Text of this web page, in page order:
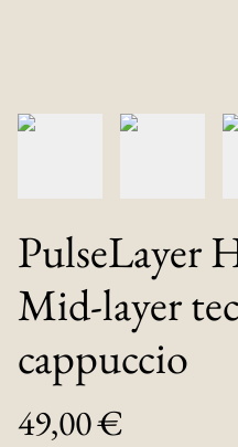
PulseLayer
Mid-layer
cappuccio
49,00 €